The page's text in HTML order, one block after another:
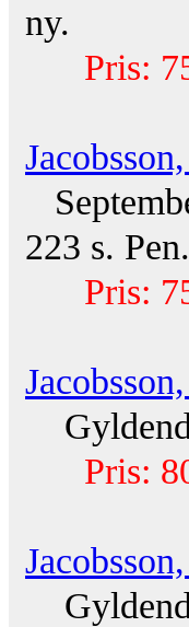
ny.
Pris:
223 s. Pen.
Pris:
Pris: